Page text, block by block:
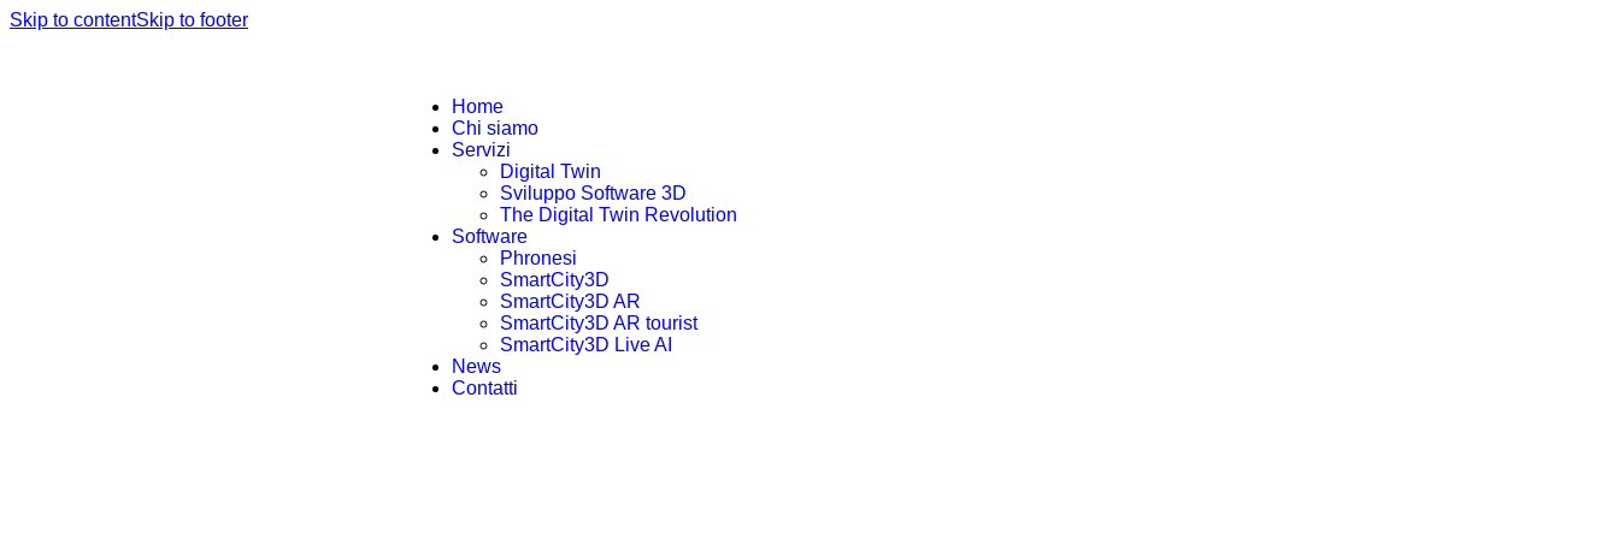
Skip to contentSkip to footer
Home
Chi siamo
Servizi
Digital Twin
Sviluppo Software 3D
The Digital Twin Revolution
Software
Phronesi
SmartCity3D
SmartCity3D AR
SmartCity3D AR tourist
SmartCity3D Live AI
News
Contatti